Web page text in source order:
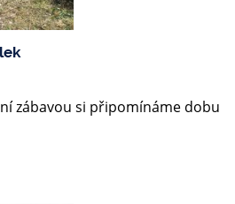
zábavou si připomínáme dobu